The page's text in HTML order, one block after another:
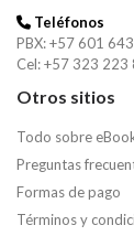
Teléfonos
PBX: +57 601
Cel: +57 323
Otros sitios
Todo sobre
Preguntas
Formas de pago
Términos y